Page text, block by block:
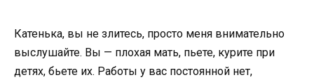
Катенька, вы не злитесь, просто меня внимательно
выслушайте. Вы — плохая мать, пьете, курите при
детях, бьете их. Работы у вас постоянной нет,